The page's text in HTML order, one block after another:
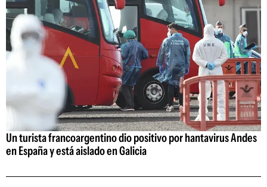
Un turista francoargentino dio positivo por hantavirus Andes
en España y está aislado en Galicia